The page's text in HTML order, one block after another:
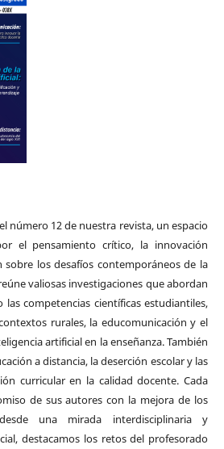
número 12 de nuestra revista, un espacio
el pensamiento crítico, la innovación
sobre los desafíos contemporáneos de la
valiosas investigaciones que abordan
competencias científicas estudiantiles,
rurales, la educomunicación y el
artificial en la enseñanza. También
a distancia, la deserción escolar y las
curricular en la calidad docente. Cada
de sus autores con la mejora de los
una mirada interdisciplinaria y
destacamos los retos del profesorado